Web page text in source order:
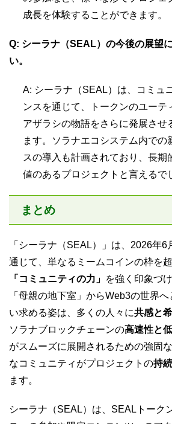
成長を体験することができます。
Q: シーラナ（SEAL）の今後の展望
い。
A: シーラナ（SEAL）は、コミュ
ンスを通じて、トークンのユーテ
アザラシの物語をさらに発展させ
ます。ソラナエコシステム内での
スの導入も計画されており、長期
値のあるプロジェクトと言えるで
まとめ
「シーラナ（SEAL）」は、2026年
通じて、単なるミームコインの枠を
「コミュニティの力」
を強く印象づ
「母親の地下室」からWeb3の世界
い求める姿は、多くの人々に共感と
ソラナブロックチェーンの高速性と
がスムーズに展開されるための強固
なコミュニティがプロジェクトの持
ます。
シーラナ（SEAL）は、SEALトーク